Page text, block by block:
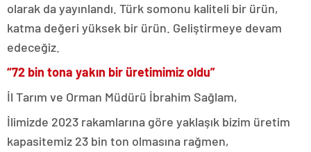
olarak da yayınlandı. Türk somonu kaliteli bir ürün,
katma değeri yüksek bir ürün. Geliştirmeye devam
edeceğiz.
“72 bin tona yakın bir üretimimiz oldu”
İl Tarım ve Orman Müdürü İbrahim Sağlam,
İlimizde 2023 rakamlarına göre yaklaşık bizim üretim
kapasitemiz 23 bin ton olmasına rağmen,